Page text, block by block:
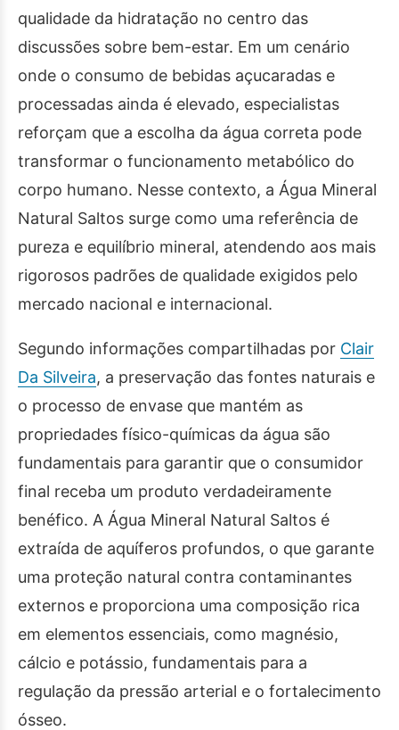
qualidade da hidratação no centro das
discussões sobre bem-estar. Em um cenário
onde o consumo de bebidas açucaradas e
processadas ainda é elevado, especialistas
reforçam que a escolha da água correta pode
transformar o funcionamento metabólico do
corpo humano. Nesse contexto, a Água Mineral
Natural Saltos surge como uma referência de
pureza e equilíbrio mineral, atendendo aos mais
rigorosos padrões de qualidade exigidos pelo
mercado nacional e internacional.
Segundo informações compartilhadas por Clair
Da Silveira, a preservação das fontes naturais e
o processo de envase que mantém as
propriedades físico-químicas da água são
fundamentais para garantir que o consumidor
final receba um produto verdadeiramente
benéfico. A Água Mineral Natural Saltos é
extraída de aquíferos profundos, o que garante
uma proteção natural contra contaminantes
externos e proporciona uma composição rica
em elementos essenciais, como magnésio,
cálcio e potássio, fundamentais para a
regulação da pressão arterial e o fortalecimento
ósseo.